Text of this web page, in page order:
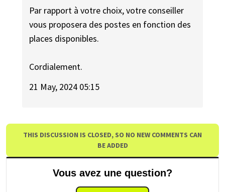
Par rapport à votre choix, votre conseiller
vous proposera des postes en fonction des
places disponibles.
Cordialement.
21 May, 2024 05:15
THIS DISCUSSION IS CLOSED, SO NO NEW COMMENTS CAN
BE ADDED
Vous avez une question?